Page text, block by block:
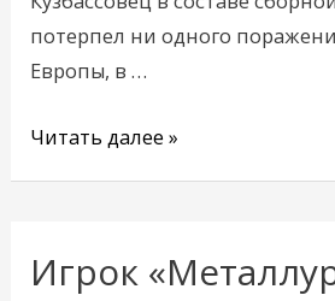
потерпел ни одного
Европы, в …
Читать далее »
Игрок
Игрок